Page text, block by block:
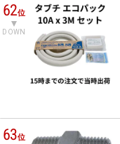
62位
DOWN
63位